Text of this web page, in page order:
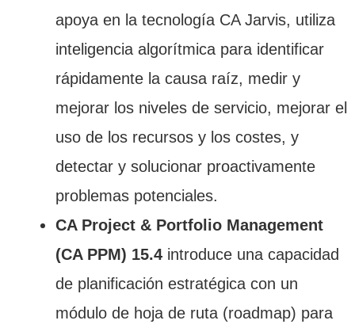
apoya en la tecnología CA Jarvis, utiliza
inteligencia algorítmica para identificar
rápidamente la causa raíz, medir y
mejorar los niveles de servicio, mejorar el
uso de los recursos y los costes, y
detectar y solucionar proactivamente
problemas potenciales.
CA Project & Portfolio Management
(CA PPM) 15.4 introduce una capacidad
de planificación estratégica con un
módulo de hoja de ruta (roadmap) para